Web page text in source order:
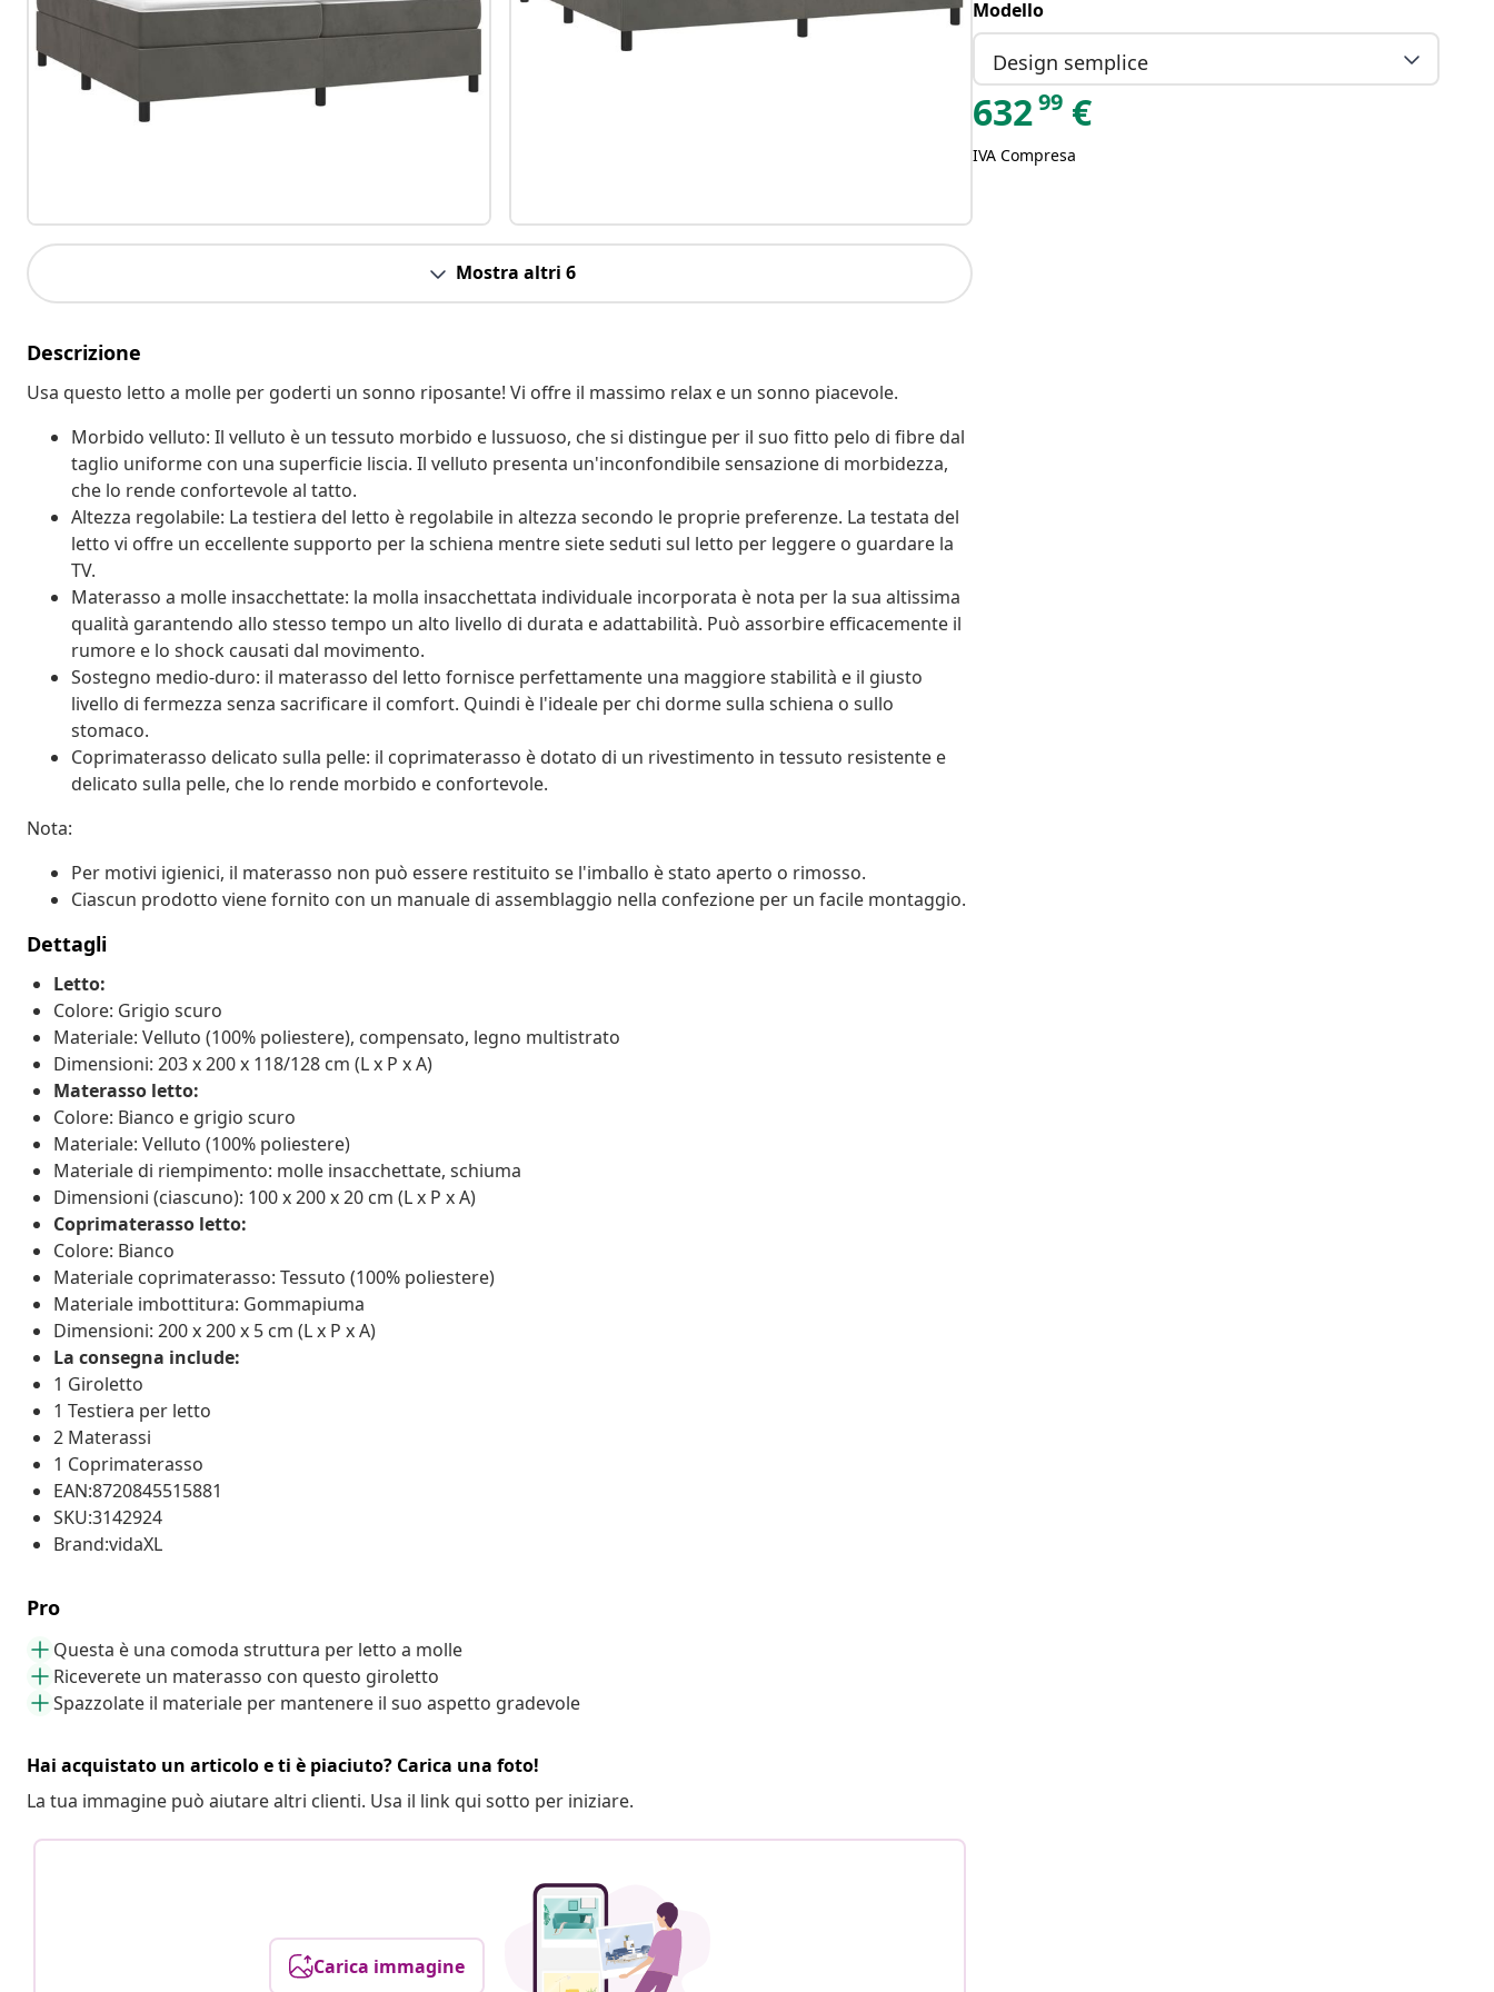
Mostra altri 6
Descrizione
Usa questo letto a molle per goderti un sonno riposante! Vi offre il massimo relax e un sonno piacevole.
Morbido velluto: Il velluto è un tessuto morbido e lussuoso, che si distingue per il suo fitto pelo di fibre dal
taglio uniforme con una superficie liscia. Il velluto presenta un'inconfondibile sensazione di morbidezza,
che lo rende confortevole al tatto.
Altezza regolabile: La testiera del letto è regolabile in altezza secondo le proprie preferenze. La testata del
letto vi offre un eccellente supporto per la schiena mentre siete seduti sul letto per leggere o guardare la
TV.
Materasso a molle insacchettate: la molla insacchettata individuale incorporata è nota per la sua altissima
qualità garantendo allo stesso tempo un alto livello di durata e adattabilità. Può assorbire efficacemente il
rumore e lo shock causati dal movimento.
Sostegno medio-duro: il materasso del letto fornisce perfettamente una maggiore stabilità e il giusto
livello di fermezza senza sacrificare il comfort. Quindi è l'ideale per chi dorme sulla schiena o sullo
stomaco.
Coprimaterasso delicato sulla pelle: il coprimaterasso è dotato di un rivestimento in tessuto resistente e
delicato sulla pelle, che lo rende morbido e confortevole.
Nota:
Per motivi igienici, il materasso non può essere restituito se l'imballo è stato aperto o rimosso.
Ciascun prodotto viene fornito con un manuale di assemblaggio nella confezione per un facile montaggio.
Dettagli
Letto:
Colore: Grigio scuro
Materiale: Velluto (100% poliestere), compensato, legno multistrato
Dimensioni: 203 x 200 x 118/128 cm (L x P x A)
Materasso letto:
Colore: Bianco e grigio scuro
Materiale: Velluto (100% poliestere)
Materiale di riempimento: molle insacchettate, schiuma
Dimensioni (ciascuno): 100 x 200 x 20 cm (L x P x A)
Coprimaterasso letto:
Colore: Bianco
Materiale coprimaterasso: Tessuto (100% poliestere)
Materiale imbottitura: Gommapiuma
Dimensioni: 200 x 200 x 5 cm (L x P x A)
La consegna include:
1 Giroletto
1 Testiera per letto
2 Materassi
1 Coprimaterasso
EAN:8720845515881
SKU:3142924
Brand:vidaXL
Pro
Questa è una comoda struttura per letto a molle
Riceverete un materasso con questo giroletto
Spazzolate il materiale per mantenere il suo aspetto gradevole
Hai acquistato un articolo e ti è piaciuto? Carica una foto!
La tua immagine può aiutare altri clienti. Usa il link qui sotto per iniziare.
Carica immagine
Modello
Design semplice
63299 €
IVA Compresa